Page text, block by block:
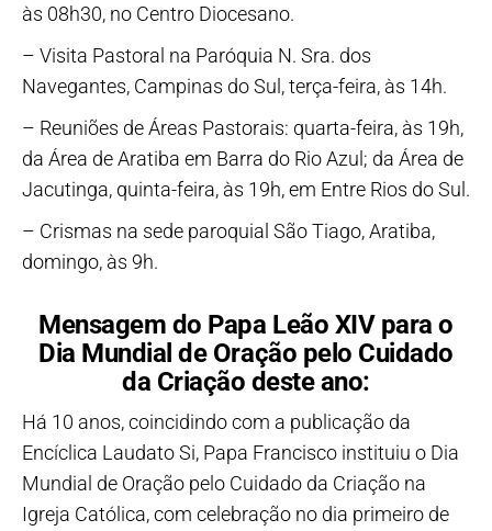
às 08h30, no Centro Diocesano.
– Visita Pastoral na Paróquia N. Sra. dos
Navegantes, Campinas do Sul, terça-feira, às 14h.
– Reuniões de Áreas Pastorais: quarta-feira, às 19h,
da Área de Aratiba em Barra do Rio Azul; da Área de
Jacutinga, quinta-feira, às 19h, em Entre Rios do Sul.
– Crismas na sede paroquial São Tiago, Aratiba,
domingo, às 9h.
Mensagem do Papa Leão XIV para o
Dia Mundial de Oração pelo Cuidado
da Criação deste ano:
Há 10 anos, coincidindo com a publicação da
Encíclica Laudato Si, Papa Francisco instituiu o Dia
Mundial de Oração pelo Cuidado da Criação na
Igreja Católica, com celebração no dia primeiro de